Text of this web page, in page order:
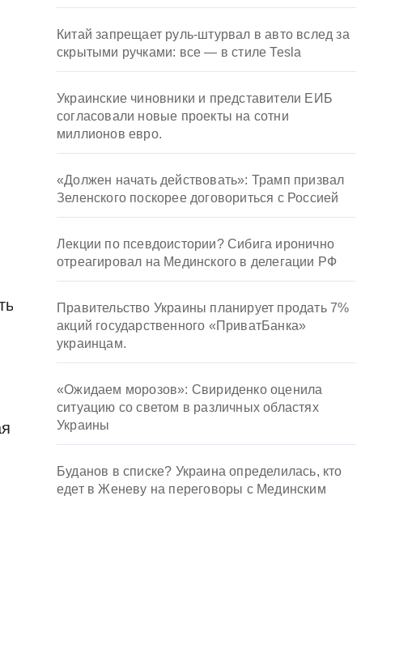
Китай запрещает руль-штурвал в авто вслед за
скрытыми ручками: все — в стиле Tesla
Украинские чиновники и представители ЕИБ
согласовали новые проекты на сотни
миллионов евро.
«Должен начать действовать»: Трамп призвал
Зеленского поскорее договориться с Россией
Лекции по псевдоистории? Сибига иронично
отреагировал на Мединского в делегации РФ
Правительство Украины планирует продать 7%
акций государственного «ПриватБанка»
украинцам.
«Ожидаем морозов»: Свириденко оценила
ситуацию со светом в различных областях
Украины
Буданов в списке? Украина определилась, кто
едет в Женеву на переговоры с Мединским